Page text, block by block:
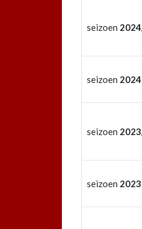
seizoen
seizoen 2024
seizoen
seizoen 2023